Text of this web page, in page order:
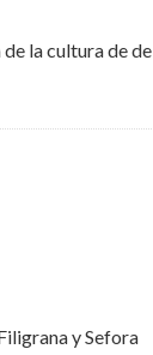
de la cultura de de
y Sefora